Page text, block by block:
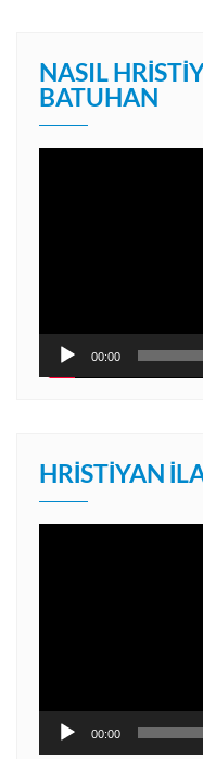
NASIL
BATUHAN
00:00
HRISTIYAN
00:00